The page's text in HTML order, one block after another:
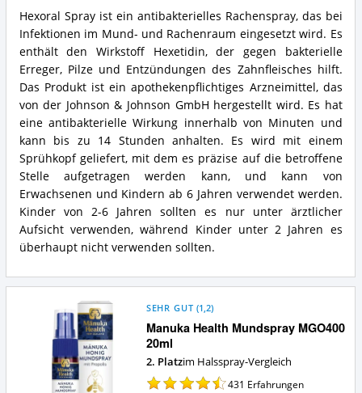
Hexoral
Spray
zur
Anwendung
im
Mund
und
Hals
Zusammenfassung:
Was
bietet
dieses
Halsspray?
Hexoral Spray ist ein antibakterielles Rachenspray, das bei
Infektionen im Mund- und Rachenraum eingesetzt wird. Es
enthält den Wirkstoff Hexetidin, der gegen bakterielle
Erreger, Pilze und Entzündungen des Zahnfleisches hilft.
Das Produkt ist ein apothekenpflichtiges Arzneimittel, das
von der Johnson & Johnson GmbH hergestellt wird. Es hat
eine antibakterielle Wirkung innerhalb von Minuten und
kann bis zu 14 Stunden anhalten. Es wird mit einem
Sprühkopf geliefert, mit dem es präzise auf die betroffene
Stelle aufgetragen werden kann, und kann von
Erwachsenen und Kindern ab 6 Jahren verwendet werden.
Kinder von 2-6 Jahren sollten es nur unter ärztlicher
Aufsicht verwenden, während Kinder unter 2 Jahren es
überhaupt nicht verwenden sollten.
Mund
und
Hals
Vorteile:
Was
spricht
für
dieses
Halsspray?
Manuka Health Mundspray MGO400
20ml
SEHR GUT (1,2)
2. Platzim Halsspray-Vergleich
431 Erfahrungen